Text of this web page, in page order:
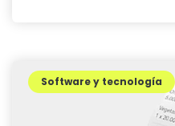
Software y tecnología